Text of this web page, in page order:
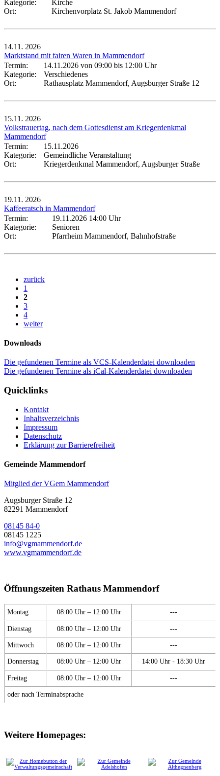
Kategorie:
Kirche
Ort:
Kirchenvorplatz St. Jakob Mammendorf
14.11. 2026
Marktstand mit fairen Waren in Mammendorf
Termin:
14.11.2026 von 09:00 bis 12:00 Uhr
Kategorie:
Verschiedenes
Ort:
Rathausplatz Mammendorf, Augsburger Straße 12
15.11. 2026
Volkstrauertag, nach dem Gottesdienst am Kriegerdenkmal
Mammendorf
Termin:
15.11.2026
Kategorie:
Gemeindliche Veranstaltung
Ort:
Kriegerdenkmal Mammendorf, Augsburger Straße
19.11. 2026
Kaffeeratsch in Mammendorf
Termin:
19.11.2026 14:00 Uhr
Kategorie:
Senioren
Ort:
Pfarrheim Mammendorf, Bahnhofstraße
zurück
1
2
3
4
weiter
Downloads
Die gefundenen Termine als VCS-Kalenderdatei downloaden
Die gefundenen Termine als iCal-Kalenderdatei downloaden
Quicklinks
Kontakt
Inhaltsverzeichnis
Impressum
Datenschutz
Erklärung zur Barrierefreiheit
Gemeinde Mammendorf
Mitglied der VGem Mammendorf
Augsburger Straße 12
82291 Mammendorf
08145 84-0
08145 1225
info@vgmammendorf.de
www.vgmammendorf.de
Öffnungszeiten Rathaus Mammendorf
Montag 08:00 Uhr – 12:00 Uhr ---
Dienstag 08:00 Uhr – 12:00 Uhr ---
Mittwoch 08:00 Uhr – 12:00 Uhr ---
Donnerstag 08:00 Uhr – 12:00 Uhr 14:00 Uhr - 18:30 Uhr
Freitag 08:00 Uhr – 12:00 Uhr ---
oder nach Terminabsprache
Weitere Homepages: